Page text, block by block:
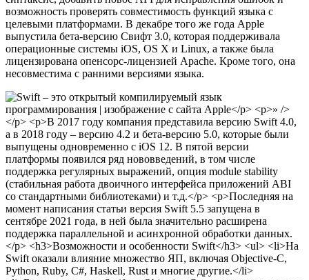
возможность проверять совместимость функций языка с
целевыми платформами. В декабре того же года Apple
выпустила бета-версию Свифт 3.0, которая поддерживала
операционные системы iOS, OS X и Linux, а также была
лицензирована опенсорс-лицензией Apache. Кроме того, она
несовместима с ранними версиями языка.